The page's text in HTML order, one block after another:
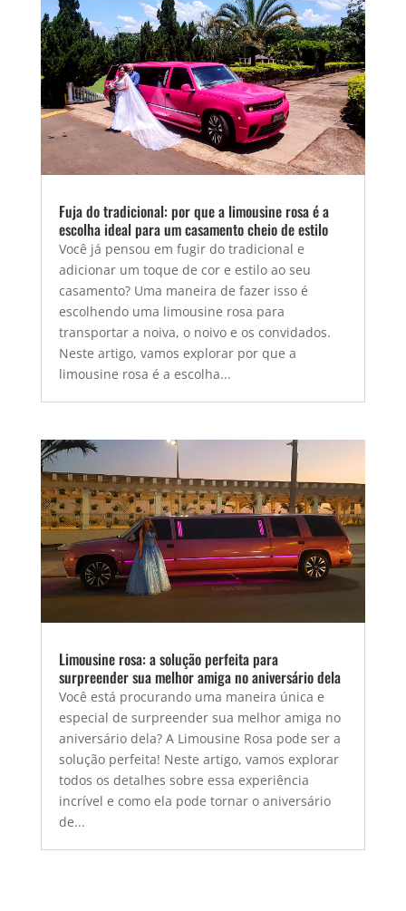
Fuja do tradicional: por que a limousine rosa é a
escolha ideal para um casamento cheio de estilo
Você já pensou em fugir do tradicional e
adicionar um toque de cor e estilo ao seu
casamento? Uma maneira de fazer isso é
escolhendo uma limousine rosa para
transportar a noiva, o noivo e os convidados.
Neste artigo, vamos explorar por que a
limousine rosa é a escolha...
Limousine rosa: a solução perfeita para
surpreender sua melhor amiga no aniversário dela
Você está procurando uma maneira única e
especial de surpreender sua melhor amiga no
aniversário dela? A Limousine Rosa pode ser a
solução perfeita! Neste artigo, vamos explorar
todos os detalhes sobre essa experiência
incrível e como ela pode tornar o aniversário
de...